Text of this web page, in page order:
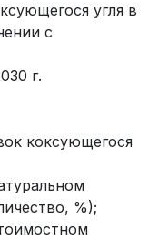
угля в
с
г.
коксующегося
%);